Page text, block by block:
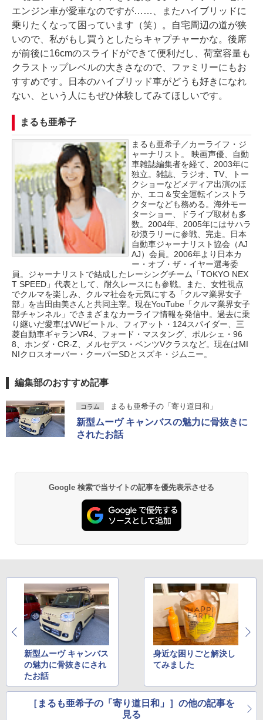
エンジン車が愛車なのですが……、またハイブリッドに
乗りたくなって困っています（笑）。自宅周辺の道が狭
いので、私がもし買うとしたらキャプチャーかな。後席
が前後に16cmのスライドができて便利だし、荷室容量も
クラストップレベルの大きさなので、ファミリーにもお
すすめです。日本のハイブリッド車がどうも好きになれ
ない、という人にもぜひ体験してみてほしいです。
まるも亜希子
まるも亜希子／カーライフ・ジ
ャーナリスト。 映画声優、自動
車雑誌編集者を経て、2003年に
独立。雑誌、ラジオ、TV、トー
クショーなどメディア出演のほ
か、エコ＆安全運転インストラ
クターなども務める。海外モー
ターショー、ドライブ取材も多
数。2004年、2005年にはサハラ
砂漠ラリーに参戦、完走。日本
自動車ジャーナリスト協会（AJ
AJ）会員。2006年より日本カ
ー・オブ・ザ・イヤー選考委
員。ジャーナリストで結成したレーシングチーム「TOKYO NEX
T SPEED」代表として、耐久レースにも参戦。また、女性視点
でクルマを楽しみ、クルマ社会を元気にする「クルマ業界女子
部」を吉田由美さんと共同主宰。現在YouTube「クルマ業界女子
部チャンネル」でさまざまなカーライフ情報を発信中。過去に乗
り継いだ愛車はVWビートル、フィアット・124スパイダー、三
菱自動車ギャランVR4、フォード・マスタング、ポルシェ・96
8、ホンダ・CR-Z、メルセデス・ベンツVクラスなど。現在はMI
NIクロスオーバー・クーパーSDとスズキ・ジムニー。
編集部のおすすめ記事
コラム まるも亜希子の「寄り道日和」
新型ムーヴ キャンバスの魅力に骨抜きに
されたお話
Google 検索で当サイトの記事を優先表示させる
新型ムーヴ キャンバス
の魅力に骨抜きにされ
たお話
身近な困りごと解決し
てみました
［まるも亜希子の「寄り道日和」］の他の記事を
見る